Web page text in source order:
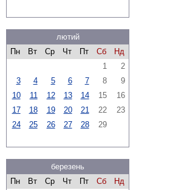
лютий
Пн
Вт Ср Чт Пт Сб
Нд
1
2
3
4 5 6 7 8
9
10
11 12 13 14 15
16
17
18 19 20 21 22
23
24
25 26 27 28 29
березень
Пн
Вт Ср Чт Пт Сб
Нд